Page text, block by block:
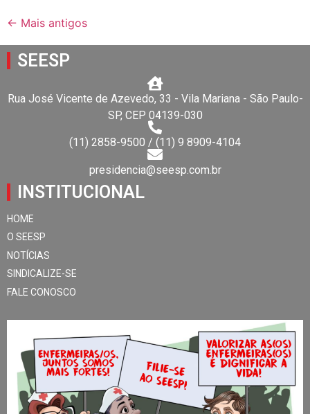
← Mais antigos
SEESP
Rua José Vicente de Azevedo, 33 - Vila Mariana - São Paulo-
SP, CEP 04139-030
(11) 2858-9500 / (11) 9 8909-4104
presidencia@seesp.com.br
INSTITUCIONAL
HOME
O SEESP
NOTÍCIAS
SINDICALIZE-SE
FALE CONOSCO